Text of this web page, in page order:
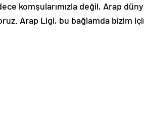
komşularımızla değil, Arap
Arap Ligi, bu bağlamda bizim